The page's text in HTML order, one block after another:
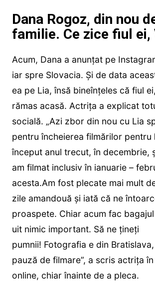
Dana Rogoz, din nou
familie. Ce zice fiul ei,
Acum, Dana a anunțat pe
iar spre Slovacia. Și de data
ea pe Lia, însă bineînțeles că fiul
rămas acasă. Actrița a explicat
socială. „Azi zbor din nou cu Lia
pentru încheierea filmărilor pentru
început anul trecut, în decembrie,
am filmat inclusiv în ianuarie –
acesta.Am fost plecate mai mult
zile amandouă și iată că ne
proaspete. Chiar acum fac
uit nimic important. Să ne țineți
pumnii! Fotografia e din
pauză de filmare”, a scris actrița
online, chiar înainte de a pleca.